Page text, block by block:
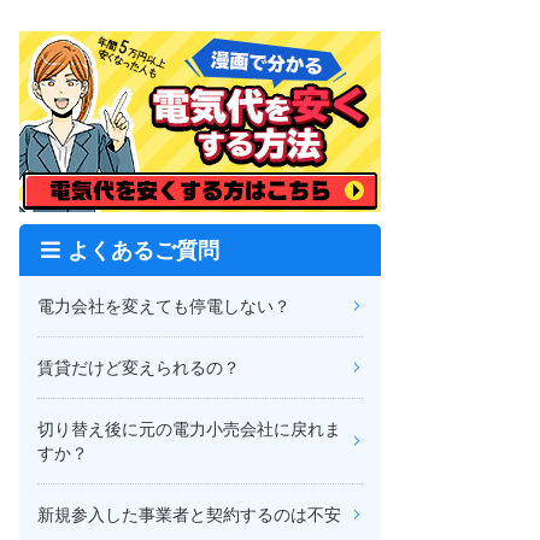
よくあるご質問
電力会社を変えても停電しない？
賃貸だけど変えられるの？
切り替え後に元の電力小売会社に戻れま
すか？
新規参入した事業者と契約するのは不安